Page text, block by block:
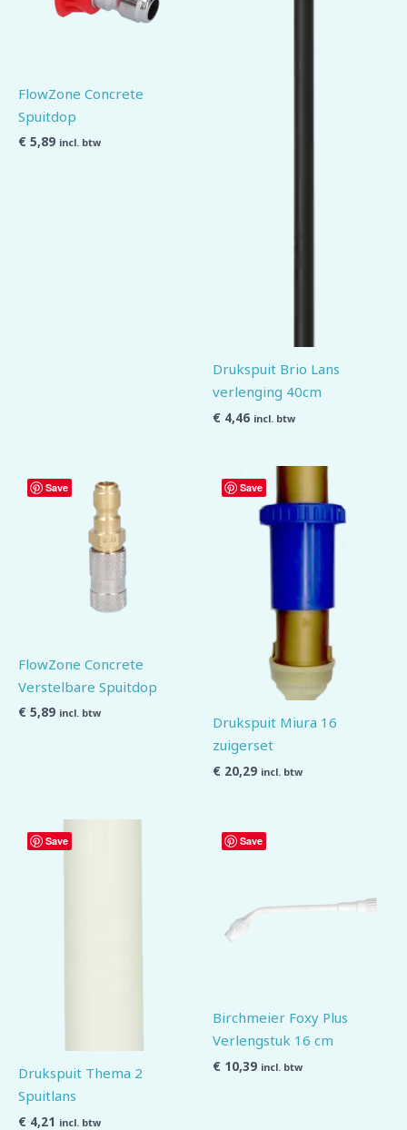
FlowZone Concrete
Spuitdop
€ 5,89 incl. btw
Drukspuit Brio Lans
verlenging 40cm
€ 4,46 incl. btw
Save
FlowZone Concrete
Verstelbare Spuitdop
€ 5,89 incl. btw
Save
Drukspuit Miura 16
zuigerset
€ 20,29 incl. btw
Save
Drukspuit Thema 2
Spuitlans
€ 4,21 incl. btw
Save
Birchmeier Foxy Plus
Verlengstuk 16 cm
€ 10,39 incl. btw